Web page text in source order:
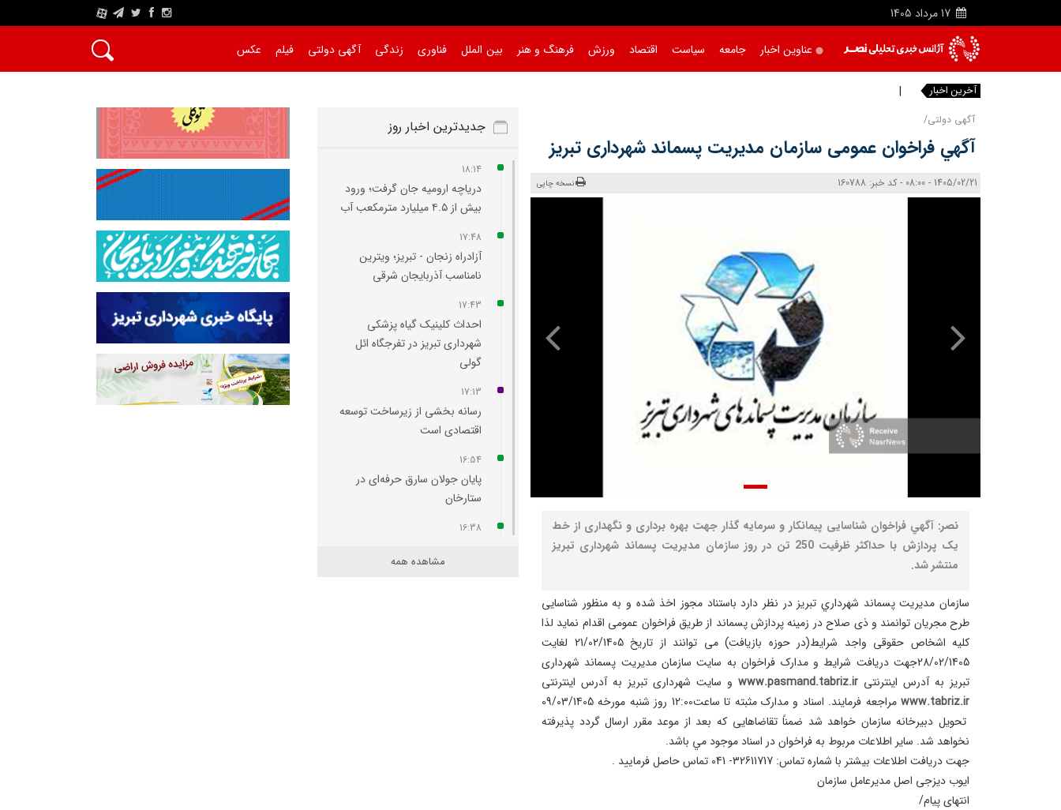
17 مرداد 1405
A
عناوین اخبار جامعه سیاست اقتصاد ورزش فرهنگ و هنر بین الملل فناوری زندگی آگهی دولتی فیلم عکس
آخرین اخبار دریا
آگهی دولتی/
آگهي فراخوان عمومی سازمان مدیریت پسماند شهرداری تبریز
1405/02/21 - 08:00 - کد خبر: 160788 نسخه چاپی
نصر: آگهي فراخوان شناسایی پیمانکار و سرمایه گذار جهت بهره برداری و نگهداری از خط
یک پردازش با حداکثر ظرفیت 250 تن در روز سازمان مدیریت پسماند شهرداری تبریز
منتشر شد.
سازمان مديريت پسماند شهرداري تبريز در نظر دارد باستناد مجوز اخذ شده و به منظور شناسایی
طرح مجریان توانمند و ذی صلاح در زمینه پردازش پسماند از طریق فراخوان عمومی اقدام نماید لذا
کليه اشخاص حقوقی واجد شرایط(در حوزه بازیافت) می توانند از تاریخ 21/02/1405 لغایت
28/02/1405جهت دريافت شرایط و مدارک فراخوان به سایت سازمان مدیریت پسماند شهرداری
تبریز به آدرس اینترنتی www.pasmand.tabriz.ir و سایت شهرداری تبریز به آدرس اینترنتی
www.tabriz.ir
مراجعه فرمایند. اسناد و مدارک مثبته تا ساعت12:00 روز شنبه مورخه 09/03/1405
تحویل دبیرخانه سازمان خواهد شد ضمناً تقاضاهایی که بعد از موعد مقرر ارسال گردد پذیرفته
نخواهد شد. ساير اطلاعات مربوط به فراخوان در اسناد موجود مي باشد.
جهت دریافت اطلاعات بیشتر با شماره تماس: 32611717- 041 تماس حاصل فرمایید .
ایوب دیزجی اصل مدیرعامل سازمان
انتهای پیام/
جدیدترین اخبار روز
18:14
دریاچه ارومیه جان گرفت؛ ورود
بیش از ۴.۵ میلیارد مترمکعب آب
17:48
آزادراه زنجان - تبریز؛ ویترین
نامناسب آذربایجان شرقی
17:43
احداث کلینیک گیاه‌ پزشکی
شهرداری تبریز در تفرجگاه ائل‌
گولی
17:13
رسانه بخشی از زیرساخت توسعه
اقتصادی است
16:54
پایان جولان سارق حرفه‌ای در
ستارخان
16:38
مشاهده همه